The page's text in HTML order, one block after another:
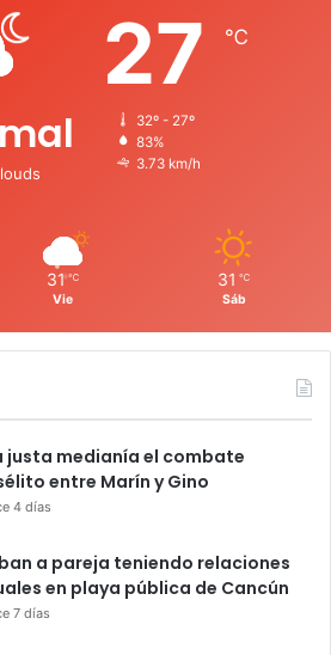
27 ℃
32º - 27º
83%
3.73 km/h
31 ℃
Vie
31 ℃
Sáb
justa medianía el combate
entre Marín y Gino
4 días
a pareja teniendo relaciones
en playa pública de Cancún
7 días